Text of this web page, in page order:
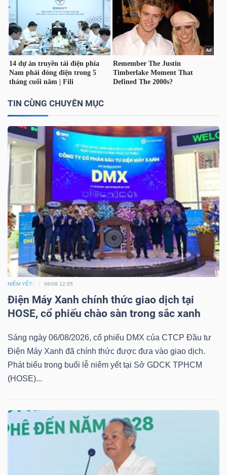
TIN CÙNG CHUYÊN MỤC
NIÊM YẾT 06/08 12:05
Điện Máy Xanh chính thức giao dịch tại
HOSE, cổ phiếu chào sàn trong sắc xanh
Sáng ngày 06/08/2026, cổ phiếu DMX của CTCP Đầu tư
Điện Máy Xanh đã chính thức được đưa vào giao dịch.
Phát biểu trong buổi lễ niêm yết tại Sở GDCK TPHCM
(HOSE)...
TÀI
CHÍNH
CÁ
NHÂN
PHÂN
TÍCH
VIETSTOCKFINANCE
VĨ
MÔ
NGÀNH
DOANH
PHÁI